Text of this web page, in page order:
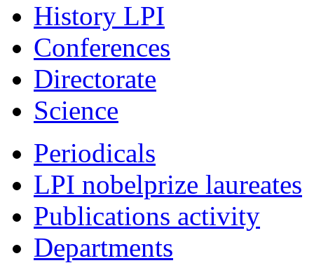
History LPI
Conferences
Directorate
Science
Periodicals
LPI nobelprize laureates
Publications activity
Departments